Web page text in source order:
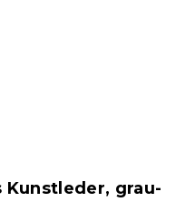
Kunstleder, grau-